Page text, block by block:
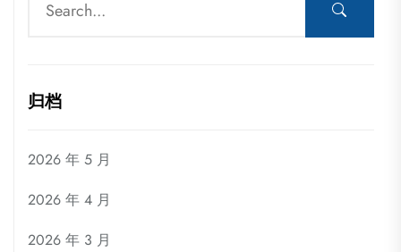
归档
2026 年 5 月
2026 年 4 月
2026 年 3 月